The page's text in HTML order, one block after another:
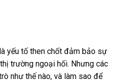
yếu tố then chốt đảm bảo sự
trường ngoại hối. Nhưng các
như thế nào, và làm sao để